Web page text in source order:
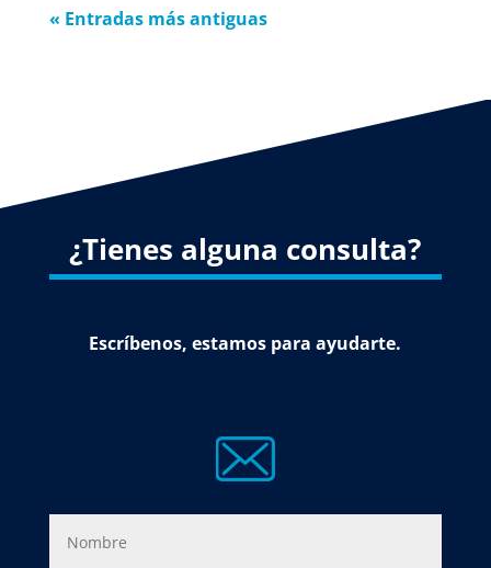
« Entradas más antiguas
¿Tienes alguna consulta?
Escríbenos, estamos para ayudarte.